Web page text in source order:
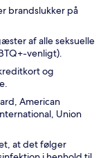
brandslukker på
af alle seksuelle
venligt).
og
American
Union
at det følger